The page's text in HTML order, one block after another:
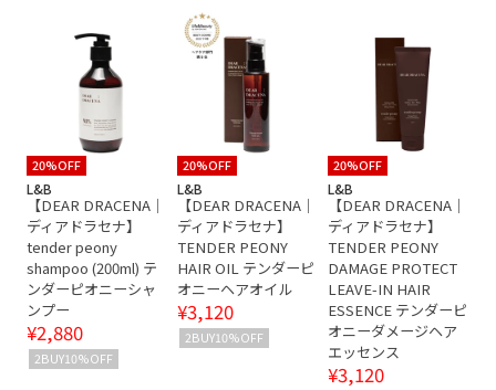
20%OFF
L&B
【DEAR DRACENA｜
ディアドラセナ】
tender peony
shampoo (200ml) テ
ンダーピオニーシャ
ンプー
¥2,880
2BUY10%OFF
20%OFF
L&B
【DEAR DRACENA｜
ディアドラセナ】
TENDER PEONY
HAIR OIL テンダーピ
オニーヘアオイル
¥3,120
2BUY10%OFF
20%OFF
L&B
【DEAR DRACENA｜
ディアドラセナ】
TENDER PEONY
DAMAGE PROTECT
LEAVE-IN HAIR
ESSENCE テンダーピ
オニーダメージヘア
エッセンス
¥3,120